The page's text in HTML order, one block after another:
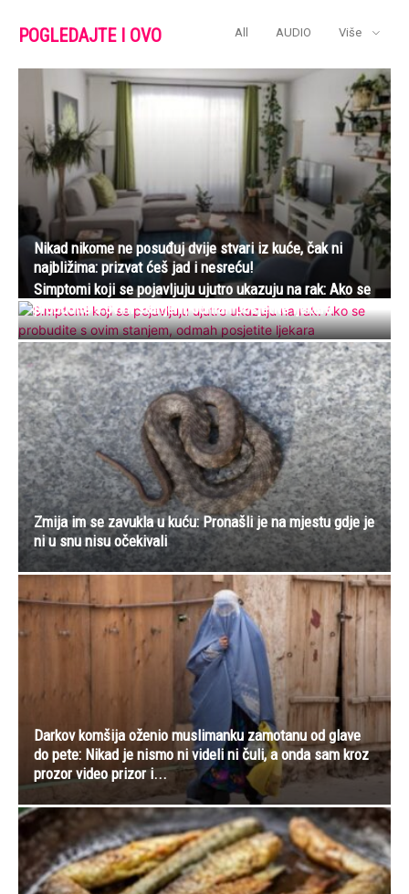
POGLEDAJTE I OVO All AUDIO Više
Nikad nikome ne posuđuj dvije stvari iz kuće, čak ni
najbližima: prizvat ćeš jad i nesreću!
Simptomi koji se pojavljuju ujutro ukazuju na rak: Ako se
probudite s ovim stanjem, odmah posjetite ljekara
Zmija im se zavukla u kuću: Pronašli je na mjestu gdje je
ni u snu nisu očekivali
Darkov komšija oženio muslimanku zamotanu od glave
do pete: Nikad je nismo ni videli ni čuli, a onda sam kroz
prozor video prizor i...